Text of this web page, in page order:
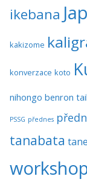
ikebana
kakizome
konverzace koto
nihongo benron
PSSG přednes
tanabata